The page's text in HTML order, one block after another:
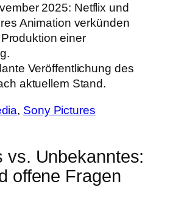
2025: Netflix und
Animation verkünden
einer
Veröffentlichung des
aktuellem Stand.
, Sony Pictures
vs. Unbekanntes:
offene Fragen